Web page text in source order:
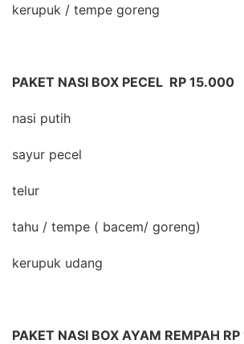
kerupuk / tempe goreng
PAKET NASI BOX PECEL RP 15.000
nasi putih
sayur pecel
telur
tahu / tempe ( bacem/ goreng)
kerupuk udang
PAKET NASI BOX AYAM REMPAH